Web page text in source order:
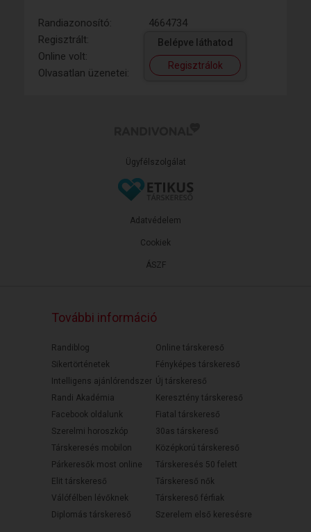
Randiazonosító:
4664734
Regisztrált:
Online volt:
Olvasatlan üzenetei:
Belépve láthatod
Regisztrálok
Ügyfélszolgálat
ÁSZF
Adatvédelem
Cookiek
További információ
Randiblog
Sikertörténetek
Intelligens ajánlórendszer
Randi Akadémia
Facebook oldalunk
Szerelmi horoszkóp
Társkeresés mobilon
Párkeresők most online
Elit társkereső
Válófélben lévőknek
Diplomás társkereső
Online társkereső
Fényképes társkereső
Új társkereső
Keresztény társkereső
Fiatal társkereső
30as társkereső
Középkorú társkereső
Társkeresés 50 felett
Társkereső nők
Társkereső férfiak
Szerelem első keresésre